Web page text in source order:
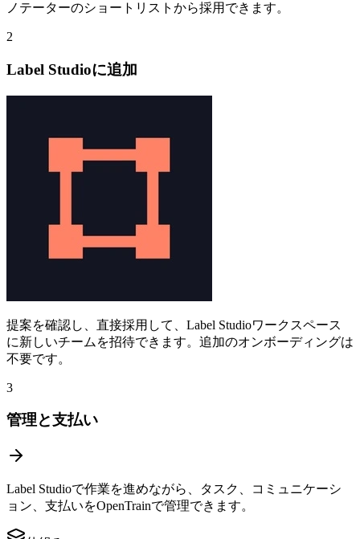
ノテーターのショートリストから採用できます。
2
Label Studioに追加
提案を確認し、直接採用して、Label Studioワークスペース
に新しいチームを招待できます。追加のオンボーディングは
不要です。
3
管理と支払い
Label Studioで作業を進めながら、タスク、コミュニケーシ
ョン、支払いをOpenTrainで管理できます。